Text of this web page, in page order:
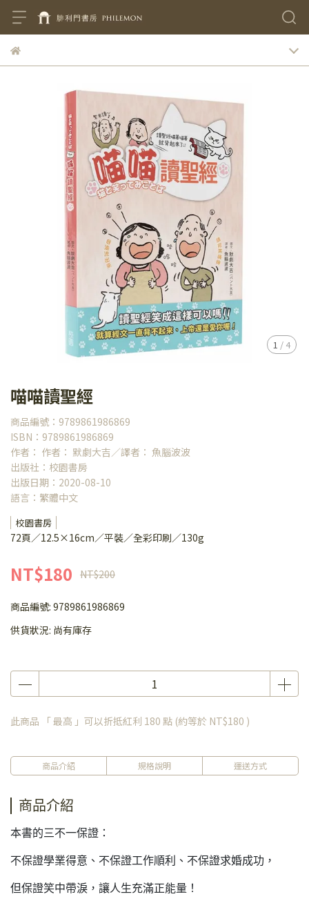
1 / 4
喵喵讀聖經
商品編號：9789861986869
ISBN：9789861986869
作者： 作者： 默劇大吉／譯者： 魚腦波波
出版社：校園書房
出版日期：2020-08-10
語言：繁體中文
校園書房
72頁／12.5×16cm／平裝／全彩印刷／130g
NT$180 NT$200
商品編號: 9789861986869
供貨狀況: 尚有庫存
此商品 「 最高 」可以折抵紅利 180 點 (約等於 NT$180 )
商品介紹 規格說明 運送方式
商品介紹
本書的三不一保證：
不保證學業得意、不保證工作順利、不保證求婚成功，
但保證笑中帶淚，讓人生充滿正能量！